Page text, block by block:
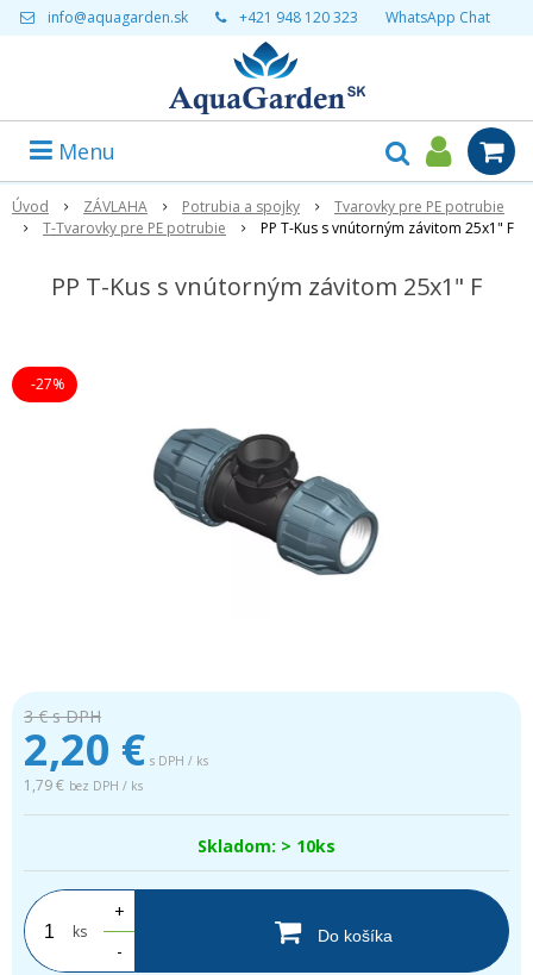
info@aquagarden.sk +421 948 120 323 WhatsApp Chat
Menu
Úvod ZÁVLAHA Potrubia a spojky
Tvarovky pre PE potrubie
T-Tvarovky pre PE potrubie
PP T-Kus s vnútorným závitom 25x1" F
PP T-Kus s vnútorným závitom 25x1" F
-27%
3 €s DPH
2,20 € s DPH / ks
1,79 € bez DPH / ks
Skladom: > 10ks
ks
+
-
Do košíka